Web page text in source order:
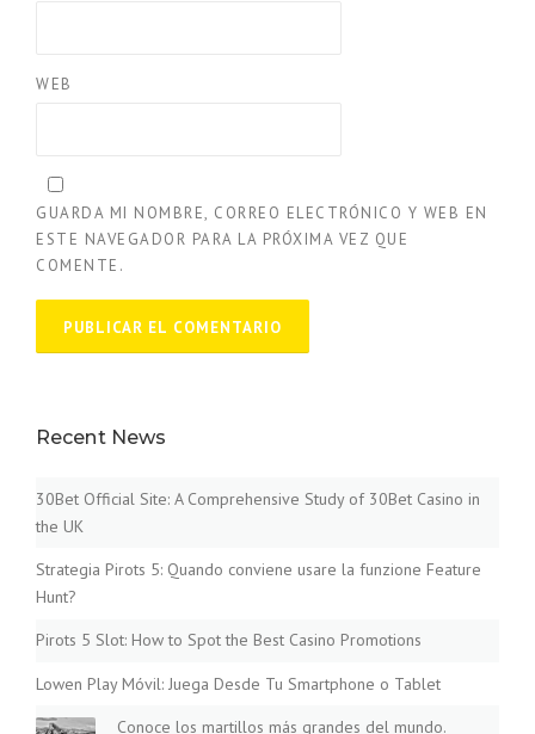
WEB
GUARDA MI NOMBRE, CORREO ELECTRÓNICO Y WEB EN
ESTE NAVEGADOR PARA LA PRÓXIMA VEZ QUE
COMENTE.
Recent News
30Bet Official Site: A Comprehensive Study of 30Bet Casino in
the UK
Strategia Pirots 5: Quando conviene usare la funzione Feature
Hunt?
Pirots 5 Slot: How to Spot the Best Casino Promotions
Lowen Play Móvil: Juega Desde Tu Smartphone o Tablet
Conoce los martillos más grandes del mundo.